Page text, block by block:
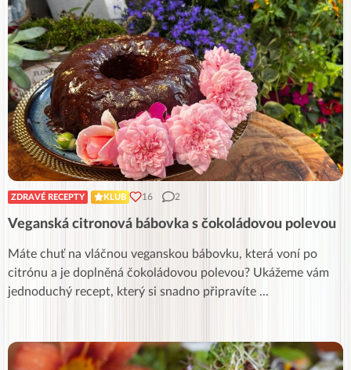
ZDRAVÉ RECEPTY KLUB 16 2
Veganská citronová bábovka s čokoládovou polevou
Máte chuť na vláčnou veganskou bábovku, která voní po
citrónu a je doplněná čokoládovou polevou? Ukážeme vám
jednoduchý recept, který si snadno připravíte ...